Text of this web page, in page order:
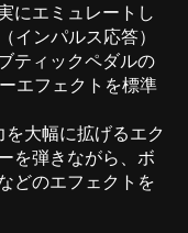
にエミュレートし
インパルス応答）
ティックペダルの
エフェクトを標準
を大幅に拡げるエク
を弾きながら、ボ
どのエフェクトを